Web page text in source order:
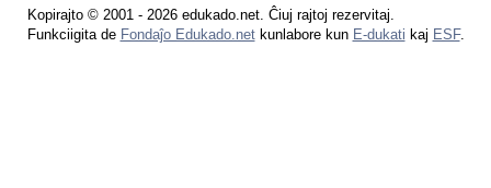
Kopirajto © 2001 - 2026 edukado.net. Ĉiuj rajtoj rezervitaj.
Funkciigita de Fondaĵo Edukado.netkunlabore kun E-dukati kaj ESF.